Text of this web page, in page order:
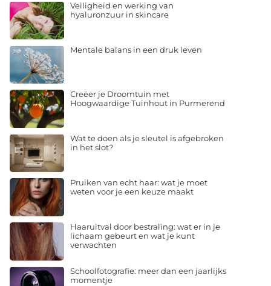
Veiligheid en werking van
hyaluronzuur in skincare
Mentale balans in een druk leven
Creëer je Droomtuin met
Hoogwaardige Tuinhout in Purmerend
Wat te doen als je sleutel is afgebroken
in het slot?
Pruiken van echt haar: wat je moet
weten voor je een keuze maakt
Haaruitval door bestraling: wat er in je
lichaam gebeurt en wat je kunt
verwachten
Schoolfotografie: meer dan een jaarlijks
momentje